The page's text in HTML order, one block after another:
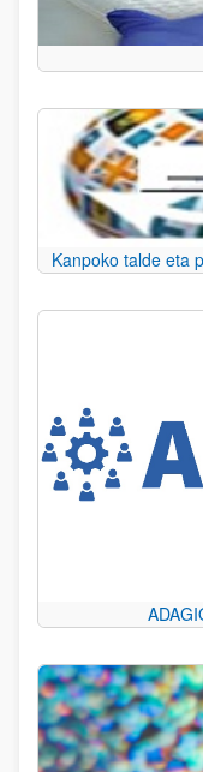
Kanpoko talde eta